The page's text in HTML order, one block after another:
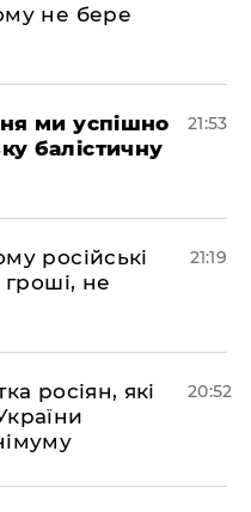
не бере
ми успішно
балістичну
21:53
російські
гроші, не
21:19
росіян, які
20:52